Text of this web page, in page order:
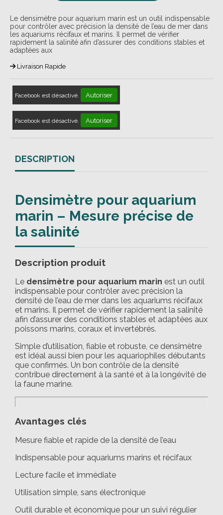
Le densimètre pour aquarium marin est un outil indispensable
pour contrôler avec précision la densité de l’eau de mer dans
les aquariums récifaux et marins. Il permet de vérifier
rapidement la salinité afin d’assurer des conditions stables et
adaptées aux
Livraison Rapide
Facebook est désactivé. Autoriser
Facebook est désactivé. Autoriser
DESCRIPTION
Densimètre pour aquarium
marin – Mesure précise de
la salinité
Description produit
Le densimètre pour aquarium marin est un outil
indispensable pour contrôler avec précision la
densité de l’eau de mer dans les aquariums récifaux
et marins. Il permet de vérifier rapidement la salinité
afin d’assurer des conditions stables et adaptées aux
poissons marins, coraux et invertébrés.
Simple d’utilisation, fiable et robuste, ce densimètre
est idéal aussi bien pour les aquariophiles débutants
que confirmés. Un bon contrôle de la densité
contribue directement à la santé et à la longévité de
la faune marine.
Avantages clés
Mesure fiable et rapide de la densité de l’eau
Indispensable pour aquariums marins et récifaux
Lecture facile et immédiate
Utilisation simple, sans électronique
Outil durable et économique pour un suivi régulier